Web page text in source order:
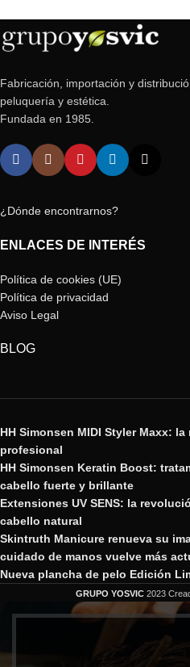
Fabricación, importación y
peluquería y estética.
Fundada en 1985.
¿Dónde encontrarnos?
ENLACES DE INTERÉS
Política de cookies (UE)
Política de privacidad
Aviso Legal
BLOG
HH Simonsen MIDI Styler Maxx:
profesional
HH Simonsen Keratin Boost:
cabello fuerte y brillante
Extensiones UV SENS: la
cabello natural
Skintruth Manicure renueva su
cuidado de manos vuelve más
Nueva plancha de pelo Edición
GRUPO YOSVIC 2023